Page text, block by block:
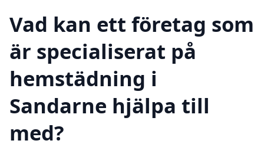
Vad kan ett företag som
är specialiserat på
hemstädning i
Sandarne hjälpa till
med?